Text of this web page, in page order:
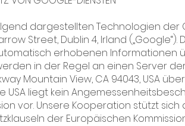
dargestellten Technologien der
Street, Dublin 4, Irland („Google“).
erhobenen Informationen
in der Regel an einen Server
Mountain View, CA 94043, USA
USA liegt kein
vor. Unsere Kooperation stützt sich
der Europäischen